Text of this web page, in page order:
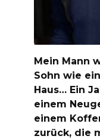
Mein Mann
Sohn wie
Haus… Ein
einem
einem
zurück, die